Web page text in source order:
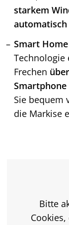
starkem
automatisch
Smart
Technologie
Frechen
Smartphone
Sie bequem
die Markise
Bitte